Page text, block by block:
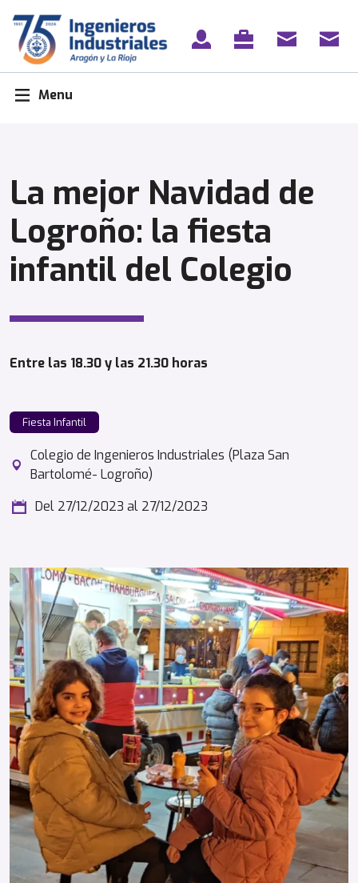
content
Menu
La mejor Navidad de
Logroño: la fiesta
infantil del Colegio
Entre las 18.30 y las 21.30 horas
Fiesta Infantil
Colegio de Ingenieros Industriales (Plaza San
Bartolomé- Logroño)
Del 27/12/2023 al 27/12/2023